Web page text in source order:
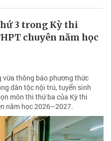
3 trong Kỳ thi
chuyên năm học
vừa thông báo phương thức
dân tộc nội trú, tuyển sinh
môn thi thứ ba của Kỳ thi
năm học 2026–2027.